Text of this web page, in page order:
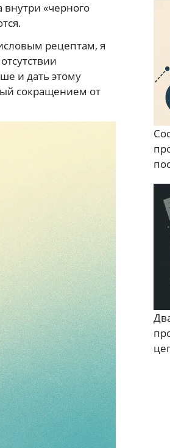
«черного
рецептам, я
и дать этому
сокращением от